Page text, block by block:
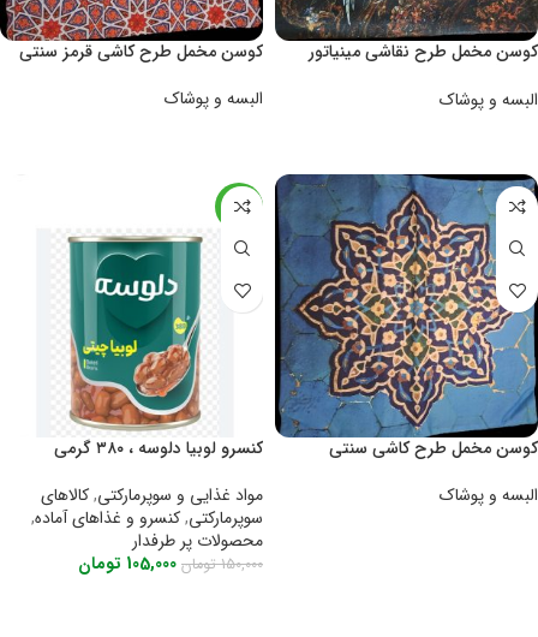
کوسن مخمل طرح نقاشی مینیاتور
البسه و پوشاک
کوسن مخمل طرح کاشی قرمز سنتی
البسه و پوشاک
کوسن مخمل طرح کاشی سنتی
البسه و پوشاک
-30%
کنسرو لوبیا دلوسه ، ۳۸۰ گرمی
مواد غذایی و سوپرمارکتی,کالاهای
سوپرمارکتی,کنسرو و غذاهای آماده,
محصولات پر طرفدار
150,000 تومان 105,000 تومان